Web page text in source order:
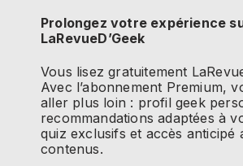
Prolongez votre expérience
LaRevueD’Geek
Vous lisez gratuitement
Avec l’abonnement Premium,
aller plus loin : profil geek
recommandations adaptées à
quiz exclusifs et accès anticipé
contenus.